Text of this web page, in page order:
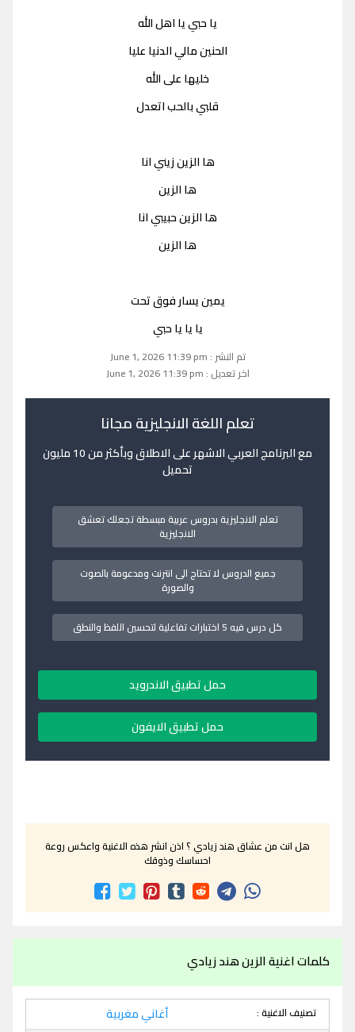
يا حبي يا اهل الله
الحنين مالي الدنيا عليا
خليها على الله
قلبي بالحب اتعدل
ها الزين زيني انا
ها الزين
ها الزين حبيبي انا
ها الزين
يمين يسار فوق تحت
يا يا يا حبي
تم النشر : June 1, 2026 11:39 pm
اخر تعديل : June 1, 2026 11:39 pm
تعلم اللغة الانجليزية مجانا
مع البرنامج العربي الاشهر على الاطلاق وبأكثر من 10 مليون
تحميل
تعلم الانجليزية بدروس عربية مبسطة تجعلك تعشق
الانجليزية
جميع الدروس لا تحتاج الى انترنت ومدعومة بالصوت
والصورة
كل درس فيه 5 اختبارات تفاعلية لتحسين اللفظ والنطق
حمل تطبيق الاندرويد
حمل تطبيق الايفون
هل انت من عشاق هند زيادي ؟ اذن انشر هذه الاغنية واعكس روعة
احساسك وذوقك
كلمات اغنية الزين هند زيادي
تصنيف الاغنية : أغاني مغربية